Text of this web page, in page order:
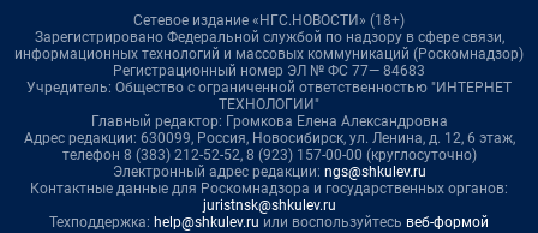
Сетевое издание «НГС.НОВОСТИ» (18+)
Зарегистрировано Федеральной службой по надзору в сфере связи,
информационных технологий и массовых коммуникаций (Роскомнадзор)
Регистрационный номер ЭЛ № ФС 77— 84683
Учредитель: Общество с ограниченной ответственностью "ИНТЕРНЕТ
ТЕХНОЛОГИИ"
Главный редактор: Громкова Елена Александровна
Адрес редакции: 630099, Россия, Новосибирск, ул. Ленина, д. 12, 6 этаж,
телефон 8 (383) 212-52-52, 8 (923) 157-00-00 (круглосуточно)
Электронный адрес редакции: ngs@shkulev.ru
Контактные данные для Роскомнадзора и государственных органов:
juristnsk@shkulev.ru
Техподдержка: help@shkulev.ru или воспользуйтесь веб-формой